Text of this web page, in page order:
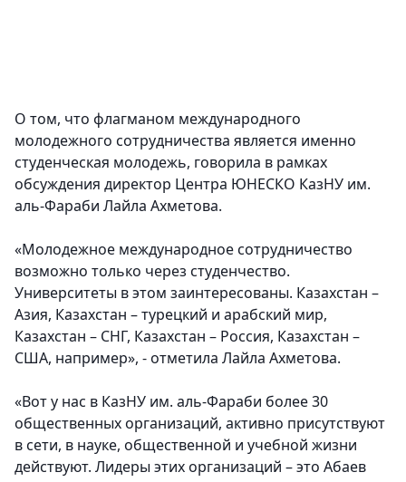
О том, что флагманом международного
молодежного сотрудничества является именно
студенческая молодежь, говорила в рамках
обсуждения директор Центра ЮНЕСКО КазНУ им.
аль-Фараби Лайла Ахметова.
«Молодежное международное сотрудничество
возможно только через студенчество.
Университеты в этом заинтересованы. Казахстан –
Азия, Казахстан – турецкий и арабский мир,
Казахстан – СНГ, Казахстан – Россия, Казахстан –
США, например», - отметила Лайла Ахметова.
«Вот у нас в КазНУ им. аль-Фараби более 30
общественных организаций, активно присутствуют
в сети, в науке, общественной и учебной жизни
действуют. Лидеры этих организаций – это Абаев